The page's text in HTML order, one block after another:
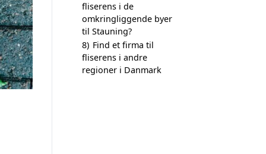
fliserens i de
omkringliggende byer
til Stauning?
8) Find et firma til
fliserens i andre
regioner i Danmark